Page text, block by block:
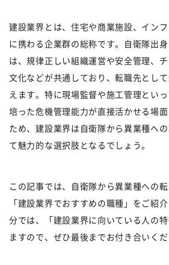
建設業界とは、住宅や商業施設、イン
に携わる企業群の総称です。自衛隊出
は、規律正しい組織運営や安全管理、
文化などが共通しており、転職先とし
えます。特に現場監督や施工管理とい
培った危機管理能力が直接活かせる場
ため、建設業界は自衛隊から異業種へ
て魅力的な選択肢となるでしょう。
この記事では、自衛隊から異業種への
「建設業界でおすすめの職種」をご紹
分では、「建設業界に向いている人の
ますので、ぜひ最後までお付き合いくだ